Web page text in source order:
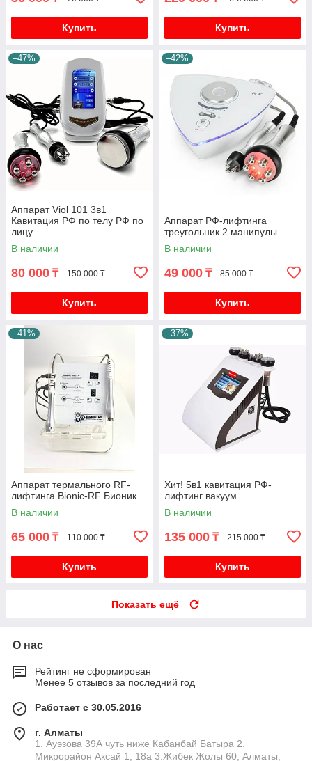
Купить Купить
–47%
Аппарат Viol 101 3в1
Кавитация РФ по телу РФ по
лицу
В наличии
80 000 ₸ 150 000 ₸
Купить
–42%
Аппарат РФ-лифтинга
треугольник 2 манипулы
В наличии
49 000 ₸ 85 000 ₸
Купить
–41%
Аппарат термального RF-
лифтинга Bionic-RF Бионик
В наличии
65 000 ₸ 110 000 ₸
Купить
–37%
Хит! 5в1 кавитация РФ-
лифтинг вакуум
В наличии
135 000 ₸ 215 000 ₸
Купить
Показать ещё
О нас
Рейтинг не сформирован
Менее 5 отзывов за последний год
Работает с 30.05.2016
г. Алматы
1. Ауэзова 39А чуть ниже Кабанбай Батыра ㅤㅤㅤㅤㅤㅤㅤㅤㅤㅤㅤㅤㅤㅤ2. ​
Микрорайон Аксай 1, 18а 3.Жибек Жолы 60, Алматы,